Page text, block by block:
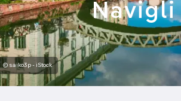
Navigli
© saiko3p - iStock